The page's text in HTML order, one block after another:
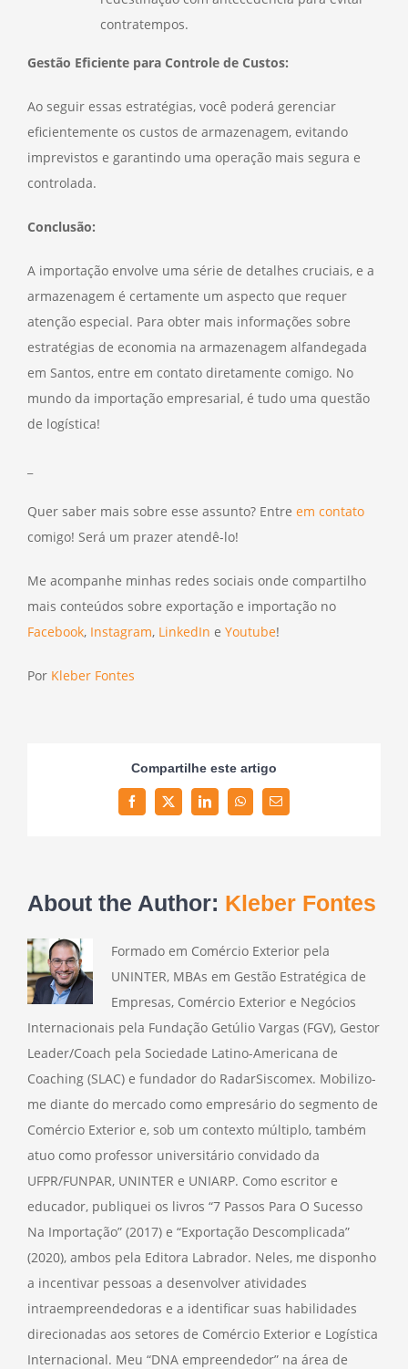
contratempos.
Gestão Eficiente para Controle de Custos:
Ao seguir essas estratégias, você poderá gerenciar
eficientemente os custos de armazenagem, evitando
imprevistos e garantindo uma operação mais segura e
controlada.
Conclusão:
A importação envolve uma série de detalhes cruciais, e a
armazenagem é certamente um aspecto que requer
atenção especial. Para obter mais informações sobre
estratégias de economia na armazenagem alfandegada
em Santos, entre em contato diretamente comigo. No
mundo da importação empresarial, é tudo uma questão
de logística!
Quer saber mais sobre esse assunto? Entre em contato
comigo! Será um prazer atendê-lo!
Me acompanhe minhas redes sociais onde compartilho
mais conteúdos sobre exportação e importação no
Facebook, Instagram, LinkedIn e Youtube!
Por Kleber Fontes
Compartilhe este artigo
FacebookTwitterLinkedInWhatsAppEmail
About the Author: Kleber Fontes
Formado em Comércio Exterior pela
UNINTER, MBAs em Gestão Estratégica de
Empresas, Comércio Exterior e Negócios
Internacionais pela Fundação Getúlio Vargas (FGV), Gestor
Leader/Coach pela Sociedade Latino-Americana de
Coaching (SLAC) e fundador do RadarSiscomex. Mobilizo-
me diante do mercado como empresário do segmento de
Comércio Exterior e, sob um contexto múltiplo, também
atuo como professor universitário convidado da
UFPR/FUNPAR, UNINTER e UNIARP. Como escritor e
educador, publiquei os livros “7 Passos Para O Sucesso
Na Importação” (2017) e “Exportação Descomplicada”
(2020), ambos pela Editora Labrador. Neles, me disponho
a incentivar pessoas a desenvolver atividades
intraempreendedoras e a identificar suas habilidades
direcionadas aos setores de Comércio Exterior e Logística
Internacional. Meu “DNA empreendedor” na área de